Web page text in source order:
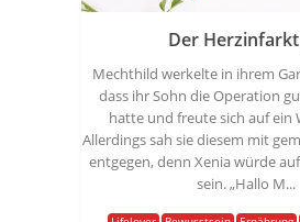
Der
Mechthild werkelte in ihrem
dass ihr Sohn die Operation
hatte und freute sich auf ein
Allerdings sah sie diesem mit
entgegen, denn Xenia würde
sein. „Hallo M...